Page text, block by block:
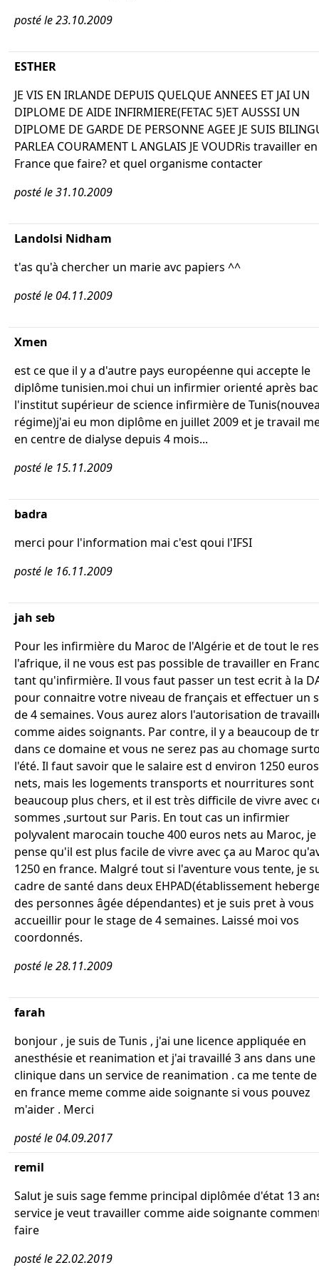
posté le 23.10.2009
ESTHER
JE VIS EN IRLANDE DEPUIS QUELQUE ANNEES ET JAI UN
DIPLOME DE AIDE INFIRMIERE(FETAC 5)ET AUSSSI UN
DIPLOME DE GARDE DE PERSONNE AGEE JE SUIS
PARLEA COURAMENT L ANGLAIS JE VOUDRis travailler en
France que faire? et quel organisme contacter
posté le 31.10.2009
Landolsi Nidham
t'as qu'à chercher un marie avc papiers ^^
posté le 04.11.2009
Xmen
est ce que il y a d'autre pays européenne qui accepte le
diplôme tunisien.moi chui un infirmier orienté après
l'institut supérieur de science infirmière de
régime)j'ai eu mon diplôme en juillet 2009 et je travail
en centre de dialyse depuis 4 mois...
posté le 15.11.2009
badra
merci pour l'information mai c'est qoui l'IFSI
posté le 16.11.2009
jah seb
Pour les infirmière du Maroc de l'Algérie et de tout le
l'afrique, il ne vous est pas possible de travailler en
tant qu'infirmière. Il vous faut passer un test ecrit à la
pour connaitre votre niveau de français et effectuer un
de 4 semaines. Vous aurez alors l'autorisation de
comme aides soignants. Par contre, il y a beaucoup de
dans ce domaine et vous ne serez pas au chomage
l'été. Il faut savoir que le salaire est d environ 1250 euros
nets, mais les logements transports et nourritures sont
beaucoup plus chers, et il est très difficile de vivre avec
sommes ,surtout sur Paris. En tout cas un infirmier
polyvalent marocain touche 400 euros nets au Maroc, je
pense qu'il est plus facile de vivre avec ça au Maroc
1250 en france. Malgré tout si l'aventure vous tente, je
cadre de santé dans deux EHPAD(établissement
des personnes âgée dépendantes) et je suis pret à vous
accueillir pour le stage de 4 semaines. Laissé moi vos
coordonnés.
posté le 28.11.2009
farah
bonjour , je suis de Tunis , j'ai une licence appliquée en
anesthésie et reanimation et j'ai travaillé 3 ans dans une
clinique dans un service de reanimation . ca me tente
en france meme comme aide soignante si vous pouvez
m'aider . Merci
posté le 04.09.2017
remil
Salut je suis sage femme principal diplômée d'état 13
service je veut travailler comme aide soignante
faire
posté le 22.02.2019